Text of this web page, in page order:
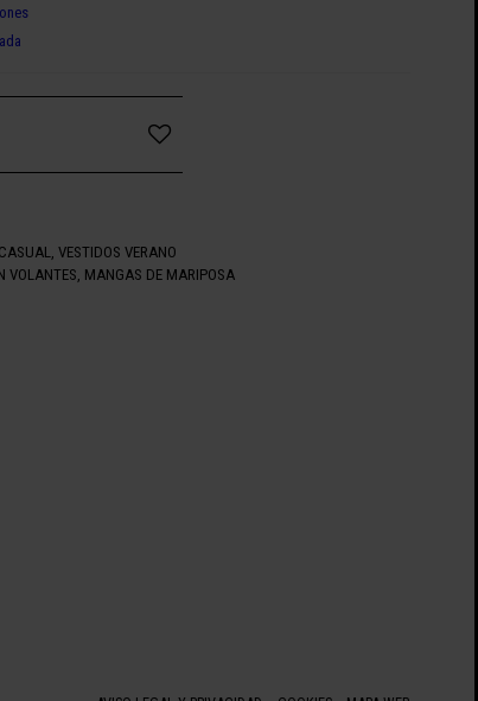
CASUAL
VESTIDOS VERANO
VOLANTES, MANGAS DE MARIPOSA